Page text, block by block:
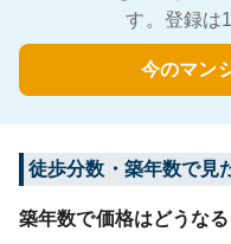
す。登録は
今のマン
徒歩分数・築年数で見
築年数で価格はどうなる